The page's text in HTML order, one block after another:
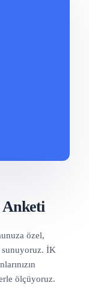
Anketi
özel,
İK
ölçüyoruz.